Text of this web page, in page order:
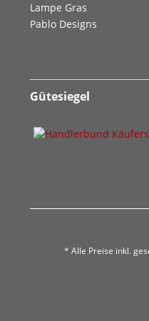
Lampe Gras
Pablo Designs
Gütesiegel
* Alle Preise inkl.